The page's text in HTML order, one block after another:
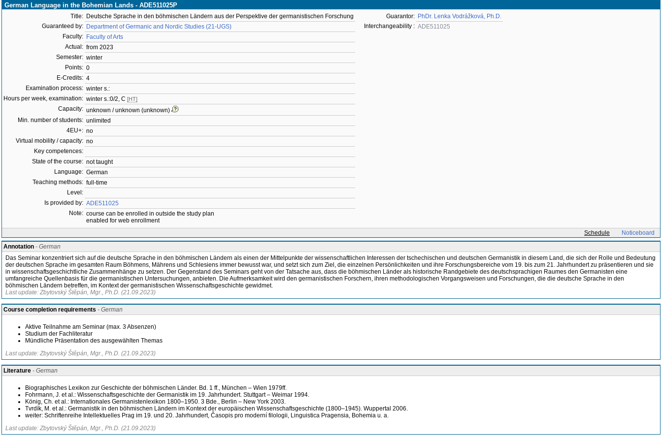
German Language in the Bohemian Lands - ADE511025P
Title: Deutsche Sprache in den böhmischen Ländern aus der Perspektive der germanistischen Forschung
Guaranteed by: Department of Germanic and Nordic Studies (21-UGS)
Faculty: Faculty of Arts
Actual: from 2023
Semester: winter
Points: 0
E-Credits: 4
Examination process: winter s.:
Hours per week, examination: winter s.:0/2, C [HT]
Capacity: unknown / unknown (unknown)
Min. number of students: unlimited
4EU+: no
Virtual mobility / capacity: no
Key competences:
State of the course: not taught
Language: German
Teaching methods: full-time
Level:
Is provided by: ADE511025
Note: course can be enrolled in outside the study plan
enabled for web enrollment
Guarantor: PhDr. Lenka Vodrážková, Ph.D.
Interchangeability : ADE511025
Schedule
Noticeboard
Annotation - German
Das Seminar konzentriert sich auf die deutsche Sprache in den böhmischen Ländern als einen der Mittelpunkte der wissenschaftlichen Interessen der tschechischen und deutschen Germanistik in diesem Land, die sich der Rolle und Bedeutung
der deutschen Sprache im gesamten Raum Böhmens, Mährens und Schlesiens immer bewusst war, und setzt sich zum Ziel, die einzelnen Persönlichkeiten und ihre Forschungsbereiche vom 19. bis zum 21. Jahrhundert zu präsentieren und sie
in wissenschaftsgeschichtliche Zusammenhänge zu setzen. Der Gegenstand des Seminars geht von der Tatsache aus, dass die böhmischen Länder als historische Randgebiete des deutschsprachigen Raumes den Germanisten eine
umfangreiche Quellenbasis für die germanistischen Untersuchungen, anbieten. Die Aufmerksamkeit wird den germanistischen Forschern, ihren methodologischen Vorgangsweisen und Forschungen, die die deutsche Sprache in den
böhmischen Ländern betreffen, im Kontext der germanistischen Wissenschaftsgeschichte gewidmet.
Last update: Zbytovský Štěpán, Mgr., Ph.D. (21.09.2023)
Course completion requirements - German
Aktive Teilnahme am Seminar (max. 3 Absenzen)
Studium der Fachliteratur
Mündliche Präsentation des ausgewählten Themas
Last update: Zbytovský Štěpán, Mgr., Ph.D. (21.09.2023)
Literature - German
Biographisches Lexikon zur Geschichte der böhmischen Länder. Bd. 1 ff., München – Wien 1979ff.
Fohrmann, J. et al.: Wissenschaftsgeschichte der Germanistik im 19. Jahrhundert. Stuttgart – Weimar 1994.
König, Ch. et al.: Internationales Germanistenlexikon 1800–1950. 3 Bde., Berlin – New York 2003.
Tvrdík, M. et al.: Germanistik in den böhmischen Ländern im Kontext der europäischen Wissenschaftsgeschichte (1800–1945). Wuppertal 2006.
weiter: Schriftenreihe Intellektuelles Prag im 19. und 20. Jahrhundert, Časopis pro moderní filologii, Linguistica Pragensia, Bohemia u. a.
Last update: Zbytovský Štěpán, Mgr., Ph.D. (21.09.2023)